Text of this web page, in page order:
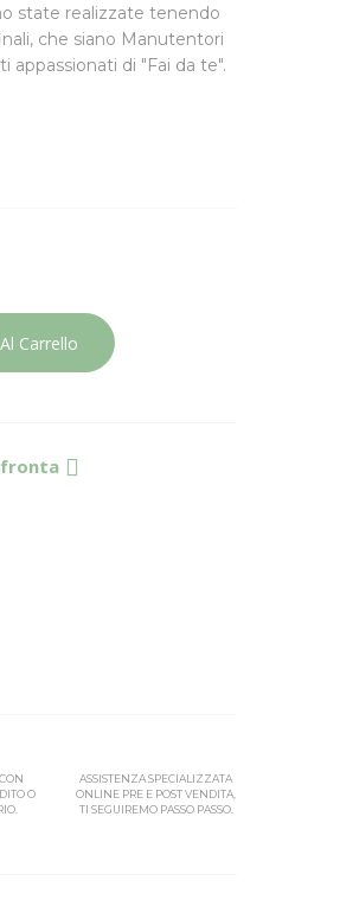
state realizzate tenendo
che siano Manutentori
appassionati di "Fai da te".
Carrello
O
ASSISTENZA SPECIALIZZATA
ONLINE PRE E POST VENDITA,
TI SEGUIREMO PASSO PASSO.